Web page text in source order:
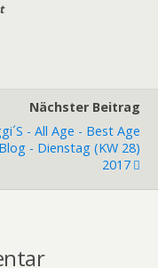
Nächster Beitrag
- All Age - Best Age
Blog - Dienstag (KW 28)
2017